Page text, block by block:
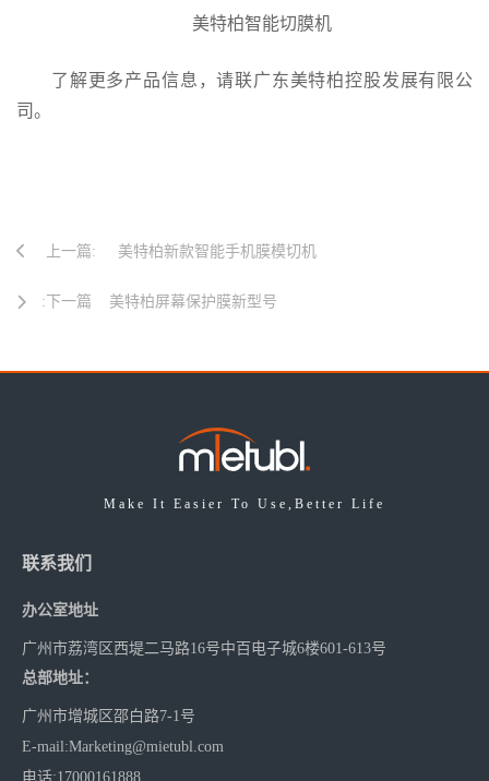
美特柏智能切膜机
了解更多产品信息，请联广东美特柏控股发展有限公
司。
上一篇: 美特柏新款智能手机膜模切机
美特柏屏幕保护膜新型号
:下一篇
Make It Easier To Use,Better Life
联系我们
办公室地址
广州市荔湾区西堤二马路16号中百电子城6楼601-613号
总部地址：
广州市增城区邵白路7-1号
E-mail:Marketing@mietubl.com
电话:17000161888